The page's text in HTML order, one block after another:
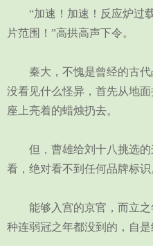
“加速！加速！反应炉过载
片范围！”高拱高声下令。
秦大，不愧是曾经的古代
没看见什么怪异，首先从地
座上亮着的蜡烛扔去。
但，曹雄给刘十八挑选的
看，绝对看不到任何品牌标识
能够入宫的京官，而立之
种连弱冠之年都没到的，自是